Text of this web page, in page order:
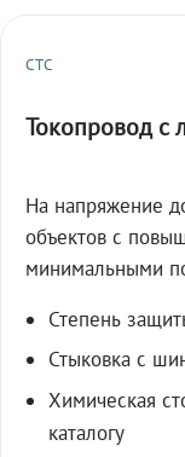
СТС
Токопровод с
На напряжение
объектов с
минимальными
Степень
Стыковка с
Химическая
каталогу